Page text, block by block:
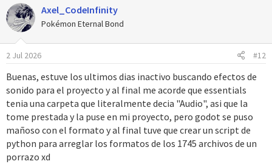
Axel_CodeInfinity
Pokémon Eternal Bond
2 Jul 2026 #12
Buenas, estuve los ultimos dias inactivo buscando efectos de
sonido para el proyecto y al final me acorde que essentials
tenia una carpeta que literalmente decia "Audio", asi que la
tome prestada y la puse en mi proyecto, pero godot se puso
mañoso con el formato y al final tuve que crear un script de
python para arreglar los formatos de los 1745 archivos de un
porrazo xd